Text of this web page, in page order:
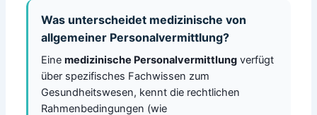
Was unterscheidet medizinische von
allgemeiner Personalvermittlung?
Eine medizinische Personalvermittlungverfügt
über spezifisches Fachwissen zum
Gesundheitswesen, kennt die rechtlichen
Rahmenbedingungen (wie